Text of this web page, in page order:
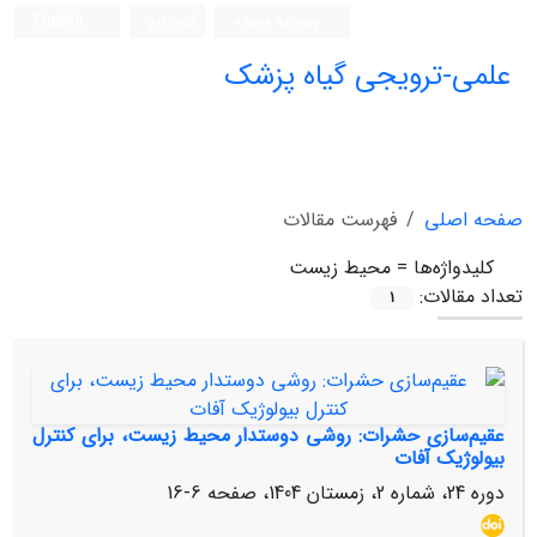
علمی-ترویجی گیاه پزشک
صفحه اصلی
فهرست مقالات
کلیدواژه‌ها = محیط زیست
تعداد مقالات:
1
عقیم‌سازی حشرات: روشی دوستدار محیط زیست، برای کنترل
بیولوژیک آفات
دوره 24، شماره 2، زمستان 1404، صفحه
6-16